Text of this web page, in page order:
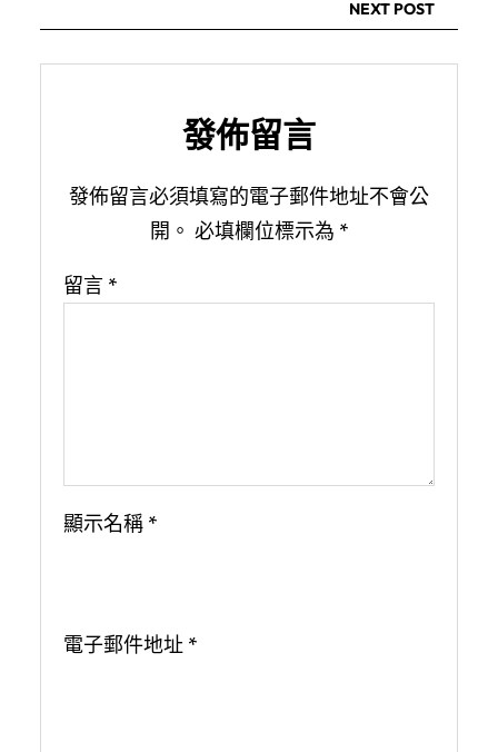
NEXT POST
發佈留言
發佈留言必須填寫的電子郵件地址不會公
開。 必填欄位標示為 *
留言 *
顯示名稱 *
電子郵件地址 *